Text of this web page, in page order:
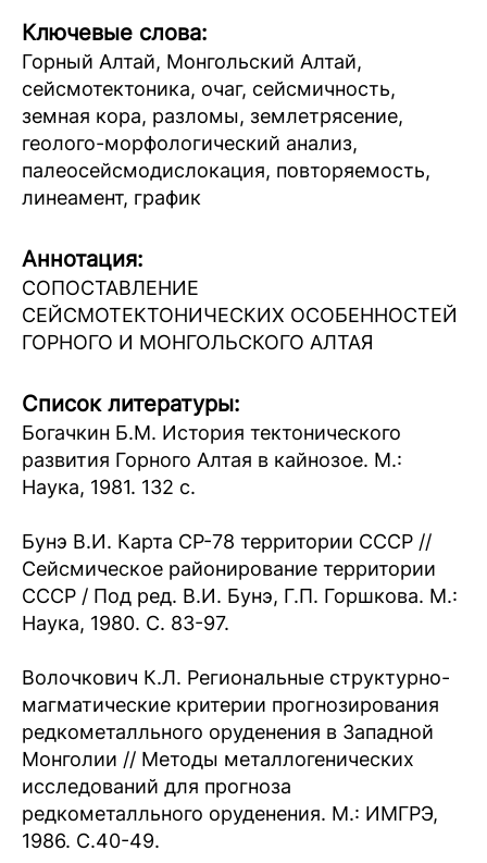
Ключевые слова:
Горный Алтай, Монгольский Алтай,
сейсмотектоника, очаг, сейсмичность,
земная кора, разломы, землетрясение,
геолого-морфологический анализ,
палеосейсмодислокация, повторяемость,
линеамент, график
Аннотация:
СОПОСТАВЛЕНИЕ
СЕЙСМОТЕКТОНИЧЕСКИХ ОСОБЕННОСТЕЙ
ГОРНОГО И МОНГОЛЬСКОГО АЛТАЯ
Список литературы:
Богачкин Б.М. История тектонического
развития Горного Алтая в кайнозое. М.:
Наука, 1981. 132 с.
Бунэ В.И. Карта СР-78 территории СССР //
Сейсмическое районирование территории
СССР / Под ред. В.И. Бунэ, Г.П. Горшкова. М.:
Наука, 1980. С. 83-97.
Волочкович К.Л. Региональные структурно-
магматические критерии прогнозирования
редкометалльного оруденения в Западной
Монголии // Методы металлогенических
исследований для прогноза
редкометалльного оруденения. М.: ИМГРЭ,
1986. С.40-49.